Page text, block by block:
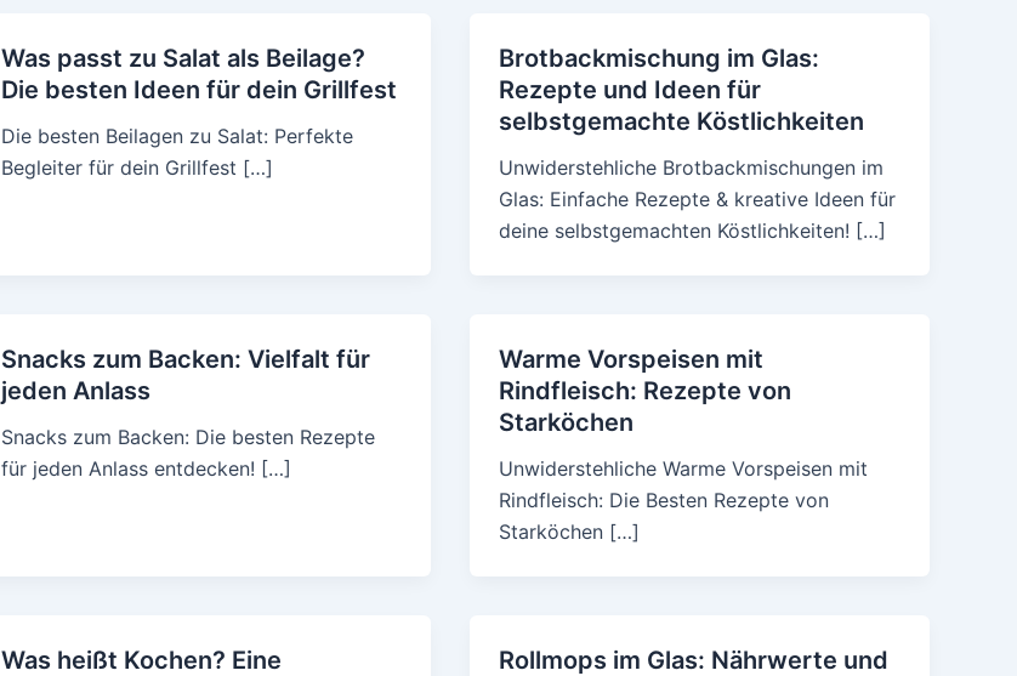
Was passt zu Salat als Beilage?
Die besten Ideen für dein Grillfest
Die besten Beilagen zu Salat: Perfekte
Begleiter für dein Grillfest […]
Brotbackmischung im Glas:
Rezepte und Ideen für
selbstgemachte Köstlichkeiten
Unwiderstehliche Brotbackmischungen im
Glas: Einfache Rezepte & kreative Ideen für
deine selbstgemachten Köstlichkeiten! […]
Snacks zum Backen: Vielfalt für
jeden Anlass
Snacks zum Backen: Die besten Rezepte
für jeden Anlass entdecken! […]
Warme Vorspeisen mit
Rindfleisch: Rezepte von
Starköchen
Unwiderstehliche Warme Vorspeisen mit
Rindfleisch: Die Besten Rezepte von
Starköchen […]
Was heißt Kochen? Eine
Rollmops im Glas: Nährwerte und